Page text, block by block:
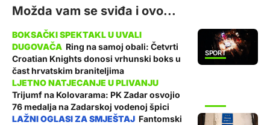
Možda vam se sviđa i ovo...
SPORT
Ring na samoj obali: Četvrti
Croatian Knights donosi vrhunski boks u
čast hrvatskim braniteljima
Trijumf na Kolovarama: PK Zadar osvojio
76 medalja na Zadarskoj vodenoj špici
Fantomski